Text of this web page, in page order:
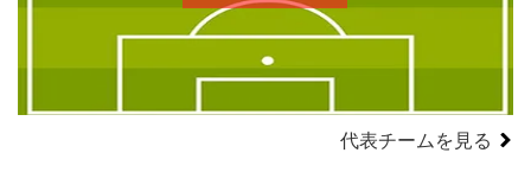
CB
SB
GK
代表チームを見る